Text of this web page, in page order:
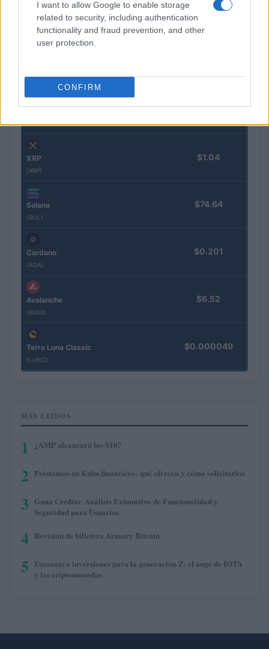
I want to allow Google to enable storage
related to security, including authentication
functionality and fraud prevention, and other
user protection.
CONFIRM
Bitcoin
(BTC)
$64,961.00
(ETH)
(BNB)
$592.72
XRP
(XRP)
$1.04
Solana
(SOL)
$74.64
Cardano
(ADA)
$0.201
Avalanche
(AVAX)
$6.52
Terra Luna Classic
(LUNC)
$0.000049
MÁS LEÍDOS
1 ¿AMP alcanzará los $10?
2 Préstamos en Kubo.financiero: qué ofrecen y cómo solicitarlos
3 Gana Crédito: Análisis Exhaustivo de Funcionalidad y
Seguridad para Usuarios
4 Revisión de billetera Armory Bitcoin
5 Finanzas e inversiones para la generación Z: el auge de IOTA
y las criptomonedas